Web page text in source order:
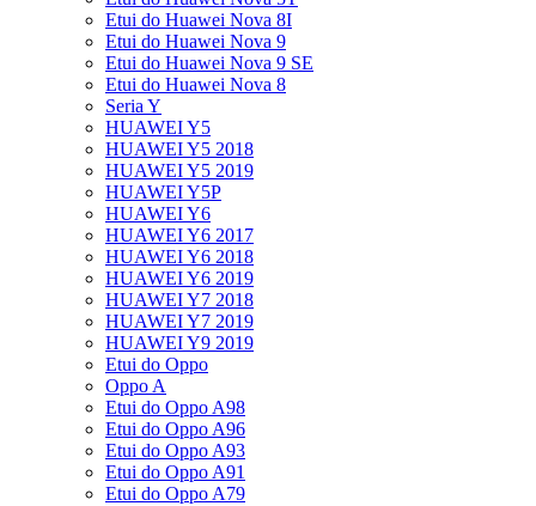
Etui do Huawei Nova 8I
Etui do Huawei Nova 9
Etui do Huawei Nova 9 SE
Etui do Huawei Nova 8
Seria Y
HUAWEI Y5
HUAWEI Y5 2018
HUAWEI Y5 2019
HUAWEI Y5P
HUAWEI Y6
HUAWEI Y6 2017
HUAWEI Y6 2018
HUAWEI Y6 2019
HUAWEI Y7 2018
HUAWEI Y7 2019
HUAWEI Y9 2019
Etui do Oppo
Oppo A
Etui do Oppo A98
Etui do Oppo A96
Etui do Oppo A93
Etui do Oppo A91
Etui do Oppo A79